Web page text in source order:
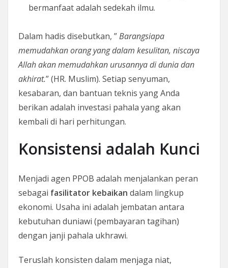
bermanfaat adalah sedekah ilmu.
Dalam hadis disebutkan, ”Barangsiapa
memudahkan orang yang dalam kesulitan, niscaya
Allah akan memudahkan urusannya di dunia dan
akhirat.” (HR. Muslim). Setiap senyuman,
kesabaran, dan bantuan teknis yang Anda
berikan adalah investasi pahala yang akan
kembali di hari perhitungan.
Konsistensi adalah Kunci
Menjadi agen PPOB adalah menjalankan peran
sebagai fasilitator kebaikan dalam lingkup
ekonomi. Usaha ini adalah jembatan antara
kebutuhan duniawi (pembayaran tagihan)
dengan janji pahala ukhrawi.
Teruslah konsisten dalam menjaga niat,